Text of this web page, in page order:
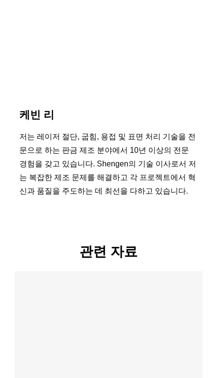
케빈 리
저는 레이저 절단, 굽힘, 용접 및 표면 처리 기술을 전
문으로 하는 판금 제조 분야에서 10년 이상의 전문
경험을 갖고 있습니다. Shengen의 기술 이사로서 저
는 복잡한 제조 문제를 해결하고 각 프로젝트에서 혁
신과 품질을 주도하는 데 최선을 다하고 있습니다.
관련 자료